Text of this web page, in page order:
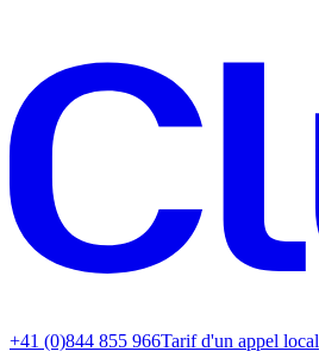
+41 (0)844 855 966Tarif d'un appel local